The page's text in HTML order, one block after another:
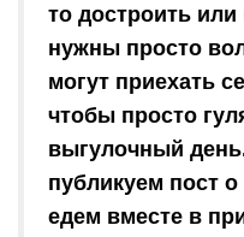
то достроить
нужны просто
могут приехать
чтобы просто
выгулочный
публикуем пост
едем вместе в